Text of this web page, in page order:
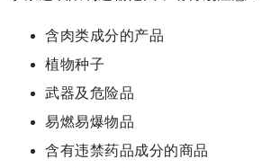
含肉类成分的产品
植物种子
武器及危险品
易燃易爆物品
含有违禁药品成分的商品